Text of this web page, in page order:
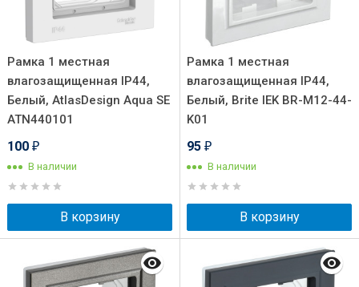
Рамка 1 местная
влагозащищенная IP44,
Белый, AtlasDesign Aqua SE
ATN440101
100 ₽
В наличии
В корзину
Рамка 1 местная
влагозащищенная IP44,
Белый, Brite IEK BR-M12-44-
K01
95 ₽
В наличии
В корзину